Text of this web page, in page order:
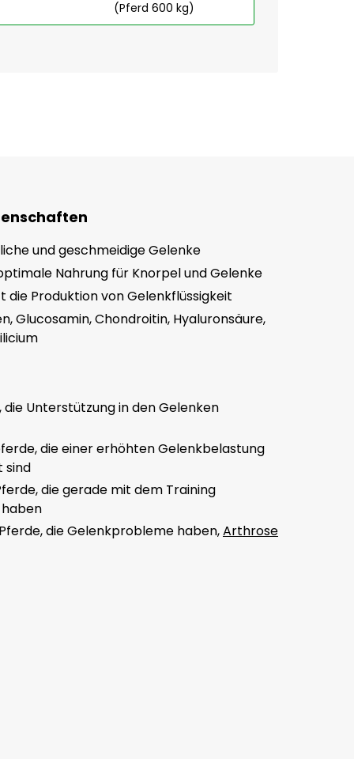
(Pferd 600 kg)
und geschmeidige Gelenke
Nahrung für Knorpel und Gelenke
die Produktion von Gelenkflüssigkeit
Glucosamin, Chondroitin, Hyaluronsäure,
die Unterstützung in den Gelenken
die einer erhöhten Gelenkbelastung
sind
die gerade mit dem Training
die Gelenkprobleme haben,Arthrose